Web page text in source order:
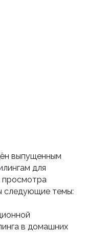
выпущенным
для
просмотра
следующие темы:
в домашних